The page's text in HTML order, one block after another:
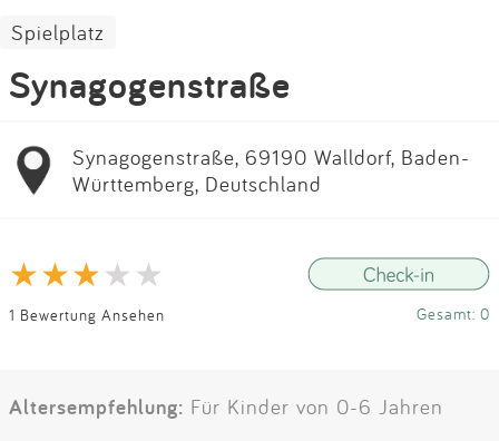
Spielplatz
Synagogenstraße
Synagogenstraße, 69190 Walldorf, Baden-
Württemberg, Deutschland
1 Bewertung Ansehen Gesamt: 0
Altersempfehlung: Für Kinder von 0-6 Jahren